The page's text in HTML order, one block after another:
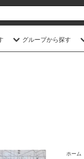
グループから探す
ホーム